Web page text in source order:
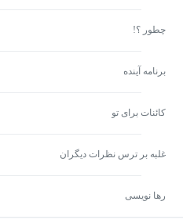
چطور ؟!
برنامه آینده
کائنات برای تو
غلبه بر ترس نظرات دیگران
رها نویسی